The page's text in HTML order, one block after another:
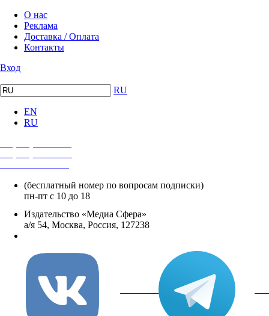
О нас
Реклама
Доставка / Оплата
Контакты
Вход
RU
EN
RU
(бесплатный номер по вопросам подписки)
пн-пт с 10 до 18
Издательство «Медиа Сфера»
а/я 54, Москва, Россия, 127238
вКонтакте